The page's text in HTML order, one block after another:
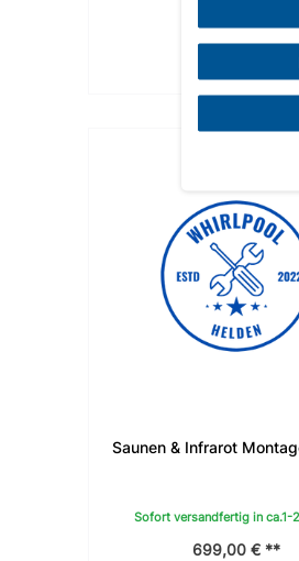
Saunen & Infrarot
Sofort versandfertig in ca.1-
699,00 € **